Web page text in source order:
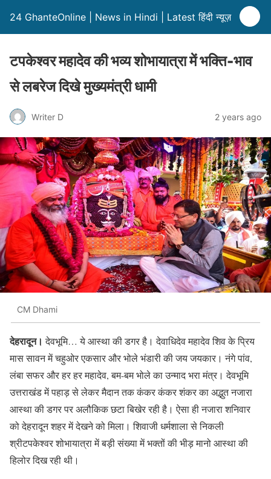
24 GhanteOnline | News in Hindi | Latest हिंदी न्यूज़
टपकेश्वर महादेव की भव्य शोभायात्रा में भक्ति-भाव
से लबरेज दिखे मुख्यमंत्री धामी
Writer D 2 years ago
CM Dhami
देहरादून। देवभूमि… ये आस्था की डगर है। देवाधिदेव महादेव शिव के प्रिय
मास सावन में चहुओर एकसार और भोले भंडारी की जय जयकार। नंगे पांव,
लंबा सफर और हर हर महादेव, बम-बम भोले का उन्माद भरा मंत्र। देवभूमि
उत्तराखंड में पहाड़ से लेकर मैदान तक कंकर कंकर शंकर का अद्भुत नजारा
आस्था की डगर पर अलौकिक छटा बिखेर रही है। ऐसा ही नजारा शनिवार
को देहरादून शहर में देखने को मिला। शिवाजी धर्मशाला से निकली
श्रीटपकेश्वर शोभायात्रा में बड़ी संख्या में भक्तों की भीड़ मानो आस्था की
हिलोर दिख रही थी।